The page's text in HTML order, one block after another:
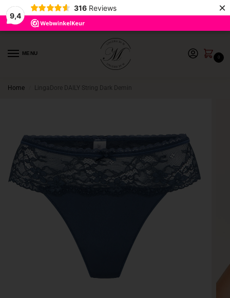
9,4
316 Reviews ×
MENU
0
Home LingaDore DAILY String Dark Demin